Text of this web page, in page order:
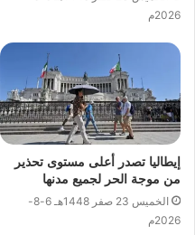
2026م
إيطاليا تصدر أعلى مستوى تحذير
من موجة الحر لجميع مدنها
الخميس 23 صفر 1448هـ 6-8-
2026م